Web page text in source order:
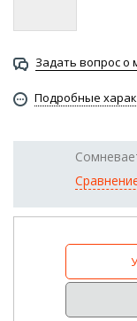
Задать вопрос о
Подробные